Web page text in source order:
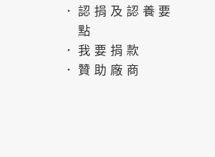
．認捐及認養要
點
．我要捐款
．贊助廠商